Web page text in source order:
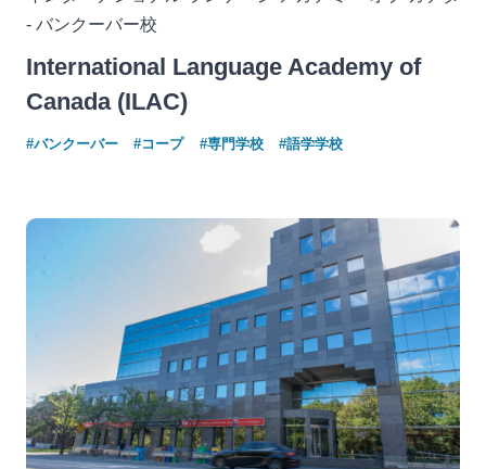
- バンクーバー校
International Language Academy of
Canada (ILAC)
#バンクーバー #コープ #専門学校 #語学学校